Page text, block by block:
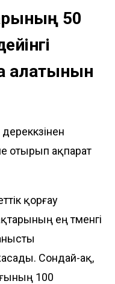
50
алатынын
отырып ақпарат
қорғау
ең төменгі
Сондай-ақ,
100